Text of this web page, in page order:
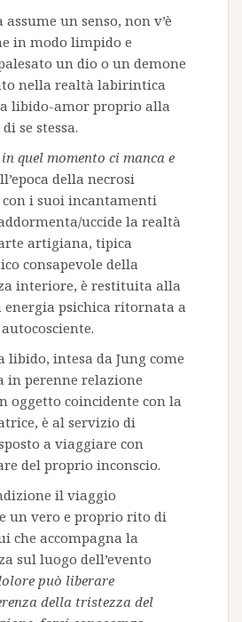
un senso, non v’è
in modo limpido e
un dio o un demone
nella realtà labirintica
libido-amor proprio alla
se stessa.
quel momento ci manca e
della necrosi
con i suoi incantamenti
uccide la realtà
artigiana, tipica
consapevole della
interiore, è restituita alla
energia psichica ritornata a
libido, intesa da Jung come
in perenne relazione
oggetto coincidente con la
è al servizio di
a viaggiare con
del proprio inconscio.
il viaggio
un vero e proprio rito di
che accompagna la
sul luogo dell’evento
può liberare
della tristezza del